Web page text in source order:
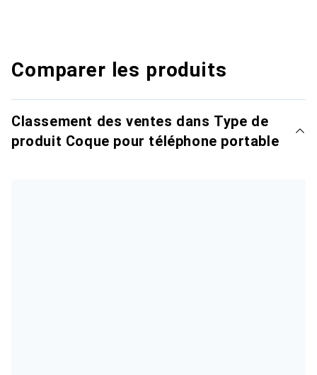
Comparer les produits
Classement des ventes dans Type de
produit Coque pour téléphone portable